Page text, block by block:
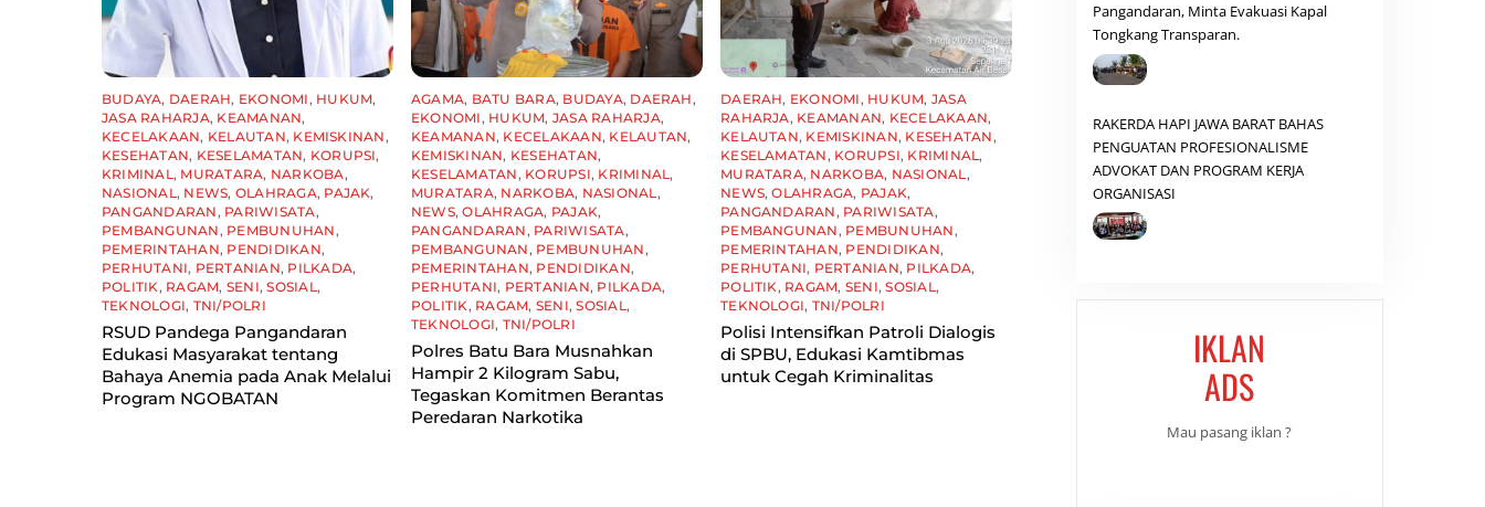
BUDAYA, DAERAH, EKONOMI , HUKUM,
JASA RAHARJA, KEAMANAN,
KECELAKAAN, KELAUTAN, KEMISKINAN ,
KESEHATAN, KESELAMATAN, KORUPSI,
KRIMINAL , MURATARA, NARKOBA,
NASIONAL , NEWS, OLAHRAGA, PAJAK,
PANGANDARAN , PARIWISATA,
PEMBANGUNAN , PEMBUNUHAN ,
PEMERINTAHAN, PENDIDIKAN,
PERHUTANI, PERTANIAN, PILKADA,
POLITIK , RAGAM, SENI,SOSIAL ,
TEKNOLOGI, TNI/POLRI
RSUD Pandega Pangandaran
Edukasi Masyarakat tentang
Bahaya Anemia pada Anak Melalui
Program NGOBATAN
AGAMA, BATU BARA, BUDAYA, DAERAH ,
EKONOMI , HUKUM, JASA RAHARJA,
KEAMANAN, KECELAKAAN, KELAUTAN,
KEMISKINAN, KESEHATAN,
KESELAMATAN , KORUPSI, KRIMINAL ,
MURATARA, NARKOBA, NASIONAL ,
NEWS,OLAHRAGA, PAJAK,
PANGANDARAN , PARIWISATA,
PEMBANGUNAN , PEMBUNUHAN ,
PEMERINTAHAN, PENDIDIKAN,
PERHUTANI, PERTANIAN, PILKADA,
POLITIK , RAGAM, SENI,SOSIAL ,
TEKNOLOGI, TNI/POLRI
Polres Batu Bara Musnahkan
Hampir 2 Kilogram Sabu,
Tegaskan Komitmen Berantas
Peredaran Narkotika
DAERAH, EKONOMI , HUKUM, JASA
RAHARJA, KEAMANAN, KECELAKAAN,
KELAUTAN, KEMISKINAN, KESEHATAN ,
KESELAMATAN , KORUPSI, KRIMINAL ,
MURATARA, NARKOBA, NASIONAL ,
NEWS,OLAHRAGA, PAJAK,
PANGANDARAN , PARIWISATA,
PEMBANGUNAN , PEMBUNUHAN ,
PEMERINTAHAN, PENDIDIKAN,
PERHUTANI, PERTANIAN, PILKADA,
POLITIK , RAGAM, SENI,SOSIAL ,
TEKNOLOGI, TNI/POLRI
Polisi Intensifkan Patroli Dialogis
di SPBU, Edukasi Kamtibmas
untuk Cegah Kriminalitas
Pangandaran, Minta Evakuasi Kapal
Tongkang Transparan.
RAKERDA HAPI JAWA BARAT BAHAS
PENGUATAN PROFESIONALISME
ADVOKAT DAN PROGRAM KERJA
ORGANISASI
IKLAN
ADS
Mau pasang iklan ?